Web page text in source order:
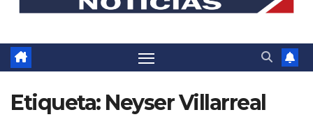
Etiqueta: Neyser Villarreal